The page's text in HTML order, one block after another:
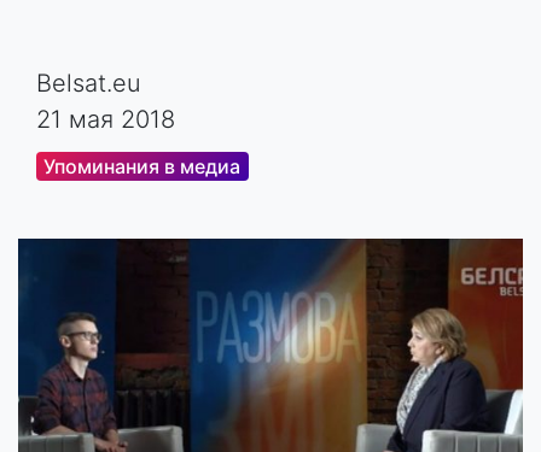
Belsat.eu
21 мая 2018
Упоминания в медиа